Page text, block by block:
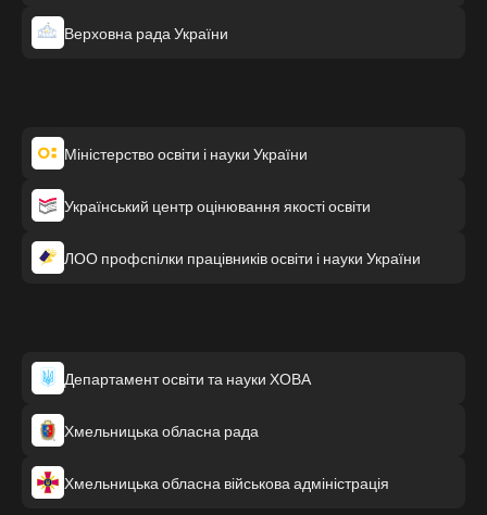
Верховна рада України
Міністерство освіти і науки України
Український центр оцінювання якості освіти
ЛОО профспілки працівників освіти і науки України
Департамент освіти та науки ХОВА
Хмельницька обласна рада
Хмельницька обласна військова адміністрація